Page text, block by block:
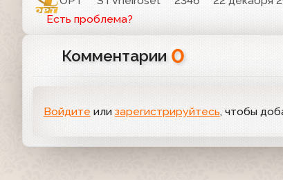
Есть проблема?
Комментарии 0
Войдите или зарегистрируйтесь, чтобы